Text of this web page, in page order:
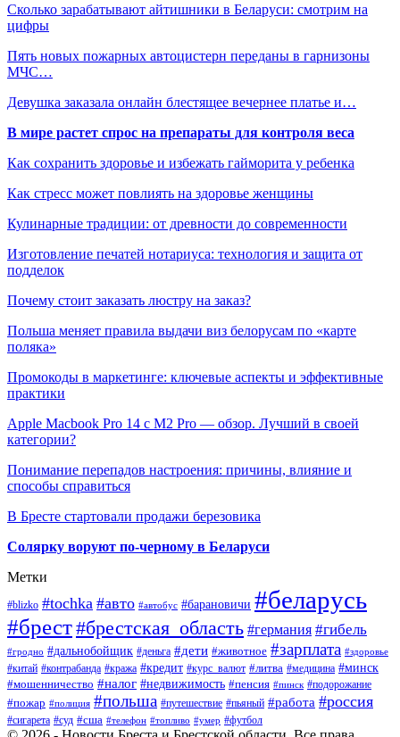
Сколько зарабатывают айтишники в Беларуси: смотрим на
цифры
Пять новых пожарных автоцистерн переданы в гарнизоны
МЧС…
Девушка заказала онлайн блестящее вечернее платье и…
В мире растет спрос на препараты для контроля веса
Как сохранить здоровье и избежать гайморита у ребенка
Как стресс может повлиять на здоровье женщины
Кулинарные традиции: от древности до современности
Изготовление печатей нотариуса: технология и защита от
подделок
Почему стоит заказать люстру на заказ?
Польша меняет правила выдачи виз белорусам по «карте
поляка»
Промокоды в маркетинге: ключевые аспекты и эффективные
практики
Apple Macbook Pro 14 с M2 Pro — обзор. Лучший в своей
категории?
Понимание перепадов настроения: причины, влияние и
способы справиться
В Бресте стартовали продажи березовика
Солярку воруют по-черному в Беларуси
Метки
#blizko #tochka #авто #автобус #барановичи #беларусь
#брест#брестская_область #германия #гибель
#гродно #дальнобойщик #деньга #дети #животное #зарплата #здоровье
#китай #контрабанда #кража #кредит #курс_валют #литва #медицина #минск
#мошенничество #налог #недвижимость #пенсия #пинск #подорожание
#пожар #полиция #польша #путешествие #пьяный #работа #россия
#сигарета #суд #сша #телефон #топливо #умер #футбол